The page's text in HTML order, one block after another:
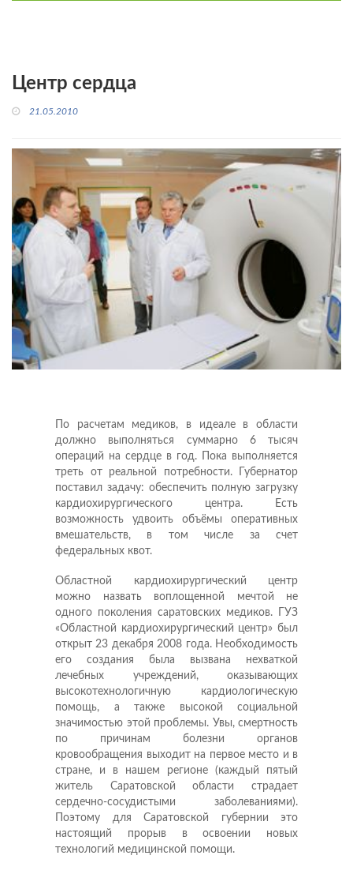
Центр сердца
21.05.2010
По расчетам медиков, в идеале в области
должно выполняться суммарно 6 тысяч
операций на сердце в год. Пока выполняется
треть от реальной потребности. Губернатор
поставил задачу: обеспечить полную загрузку
кардиохирургического центра. Есть
возможность удвоить объёмы оперативных
вмешательств, в том числе за счет
федеральных квот.
Областной кардиохирургический центр
можно назвать воплощенной мечтой не
одного поколения саратовских медиков. ГУЗ
«Областной кардиохирургический центр» был
открыт 23 декабря 2008 года. Необходимость
его создания была вызвана нехваткой
лечебных учреждений, оказывающих
высокотехнологичную кардиологическую
помощь, а также высокой социальной
значимостью этой проблемы. Увы, смертность
по причинам болезни органов
кровообращения выходит на первое место и в
стране, и в нашем регионе (каждый пятый
житель Саратовской области страдает
сердечно-сосудистыми заболеваниями).
Поэтому для Саратовской губернии это
настоящий прорыв в освоении новых
технологий медицинской помощи.